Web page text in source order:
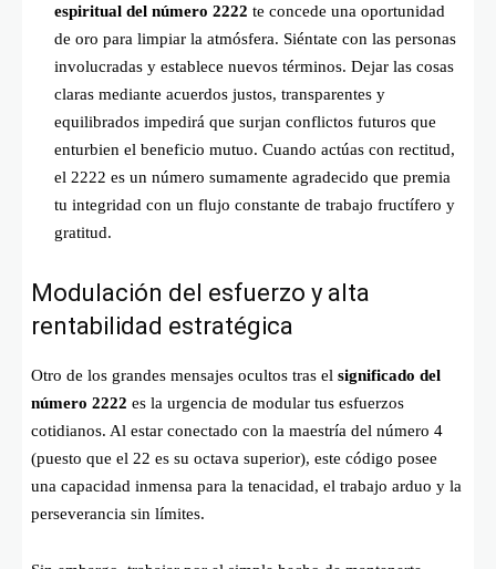
espiritual del número 2222 te concede una oportunidad
de oro para limpiar la atmósfera. Siéntate con las personas
involucradas y establece nuevos términos. Dejar las cosas
claras mediante acuerdos justos, transparentes y
equilibrados impedirá que surjan conflictos futuros que
enturbien el beneficio mutuo. Cuando actúas con rectitud,
el 2222 es un número sumamente agradecido que premia
tu integridad con un flujo constante de trabajo fructífero y
gratitud.
Modulación del esfuerzo y alta
rentabilidad estratégica
Otro de los grandes mensajes ocultos tras el significado del
número 2222 es la urgencia de modular tus esfuerzos
cotidianos. Al estar conectado con la maestría del número 4
(puesto que el 22 es su octava superior), este código posee
una capacidad inmensa para la tenacidad, el trabajo arduo y la
perseverancia sin límites.